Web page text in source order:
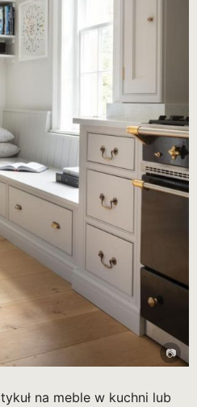
na meble w kuchni lub